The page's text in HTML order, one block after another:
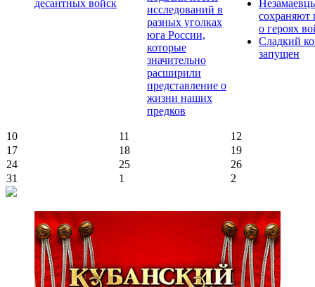
десантных войск
исследований в
разных уголках
юга России,
которые
значительно
расширили
представление о
жизни наших
предков
сохраняют
о героях
Сладкий
запущен
10 11
12
17
18
19
24
25
26
31
1 2